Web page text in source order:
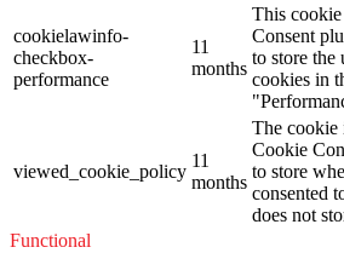
cookielawinfo-
checkbox-
performance
11
months
This
Consent
to store the
cookies in
viewed_cookie_policy
11
months
The cookie
Cookie
to store
consented
does not
Functional